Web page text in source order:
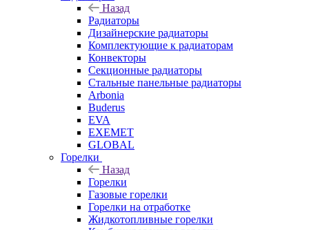
Назад
Радиаторы
Дизайнерские радиаторы
Комплектующие к радиаторам
Конвекторы
Секционные радиаторы
Стальные панельные радиаторы
Arbonia
Buderus
EVA
EXEMET
GLOBAL
Горелки
Назад
Горелки
Газовые горелки
Горелки на отработке
Жидкотопливные горелки